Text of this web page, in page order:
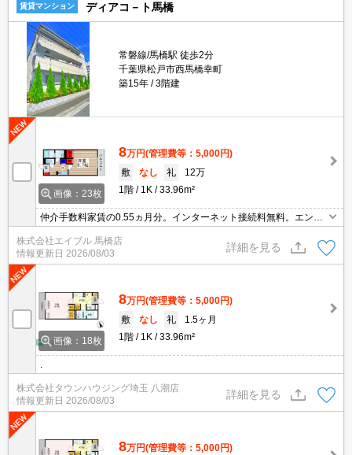
賃貸マンション ディアコ－ト馬橋
常磐線/馬橋駅 徒歩2分
千葉県松戸市西馬橋幸町
築15年
3階建
画像：23枚
8万円(管理費等：5,000円)
敷
なし 礼
12万
1階
1K 33.96m²
仲介手数料家賃の0.55ヵ月分。インターネット接続料無料。エント
ランスオートロック。オール電化。敷地内防犯カメラ設置。浴室乾
燥機付。駅まで平坦。便利な宅配BOX。
株式会社エイブル 馬橋店
情報更新日 2026/08/03
詳細を見る
画像：18枚
8万円(管理費等：5,000円)
敷
なし 礼
1.5ヶ月
1階
1K 33.96m²
株式会社タウンハウジング埼玉 八潮店
情報更新日 2026/08/03
詳細を見る
8万円(管理費等：5,000円)